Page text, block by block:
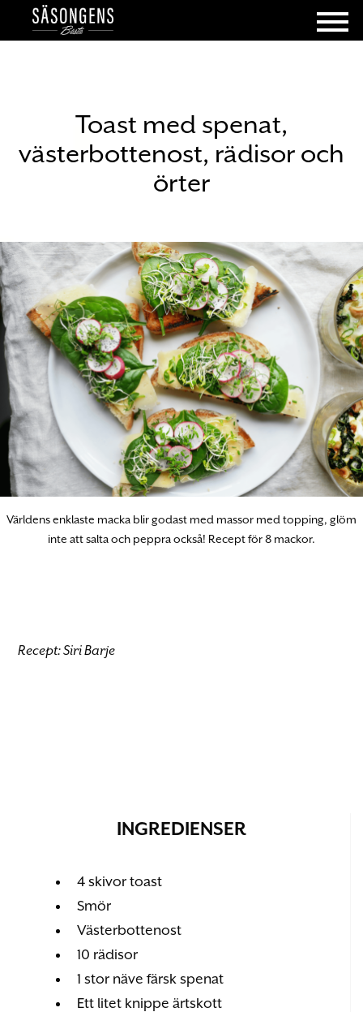
Toast med spenat,
västerbottenost, rädisor och
örter
Världens enklaste macka blir godast med massor med topping, glöm
inte att salta och peppra också! Recept för 8 mackor.
Recept: Siri Barje
INGREDIENSER
4 skivor toast
Smör
Västerbottenost
10 rädisor
1 stor näve färsk spenat
Ett litet knippe ärtskott